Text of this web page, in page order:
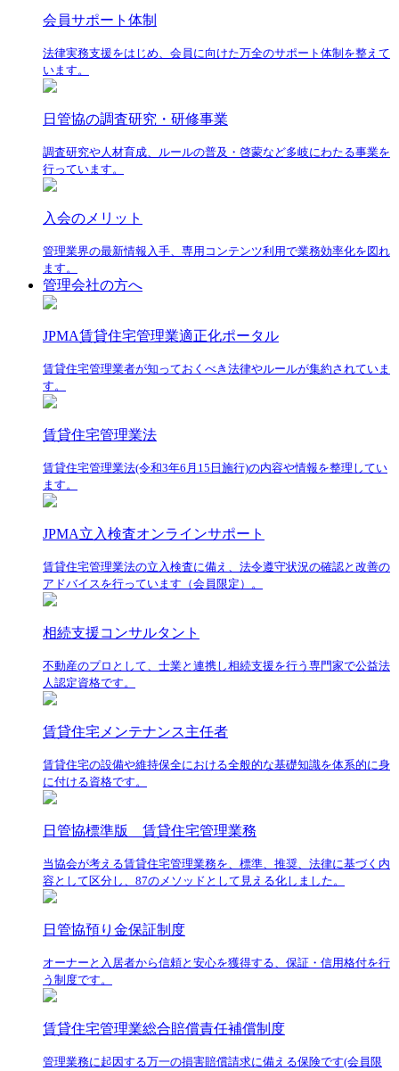
会員サポート体制
法律実務支援をはじめ、会員に向けた万全のサポート体制を整えて
います。
日管協の調査研究・研修事業
調査研究や人材育成、ルールの普及・啓蒙など多岐にわたる事業を
行っています。
入会のメリット
管理業界の最新情報入手、専用コンテンツ利用で業務効率化を図れ
ます。
管理会社の方へ
JPMA賃貸住宅管理業適正化ポータル
賃貸住宅管理業者が知っておくべき法律やルールが集約されていま
す。
賃貸住宅管理業法
賃貸住宅管理業法(令和3年6月15日施行)の内容や情報を整理してい
ます。
JPMA立入検査オンラインサポート
賃貸住宅管理業法の立入検査に備え、法令遵守状況の確認と改善の
アドバイスを行っています（会員限定）。
相続支援コンサルタント
不動産のプロとして、士業と連携し相続支援を行う専門家で公益法
人認定資格です。
賃貸住宅メンテナンス主任者
賃貸住宅の設備や維持保全における全般的な基礎知識を体系的に身
に付ける資格です。
日管協標準版 賃貸住宅管理業務
当協会が考える賃貸住宅管理業務を、標準、推奨、法律に基づく内
容として区分し、87のメソッドとして見える化しました。
日管協預り金保証制度
オーナーと入居者から信頼と安心を獲得する、保証・信用格付を行
う制度です。
賃貸住宅管理業総合賠償責任補償制度
管理業務に起因する万一の損害賠償請求に備える保険です(会員限